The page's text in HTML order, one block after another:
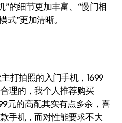
”的细节更加丰富、“慢门相
式”更加清晰。
打拍照的入门手机，1699
理的，我个人推荐购买
元的高配其实有点多余，喜
手机，而对性能要求不大